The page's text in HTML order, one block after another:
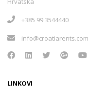
+385 99 3544440
info@croatiarents.com
LINKOVI